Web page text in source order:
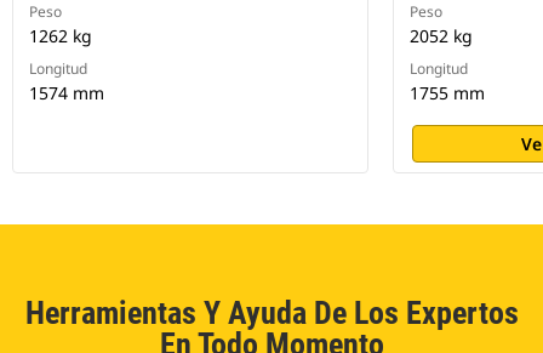
Peso
1262 kg
Longitud
1574 mm
Peso
2052 kg
Longitud
1755 mm
Herramientas Y Ayuda De Los Expertos
En Todo Momento